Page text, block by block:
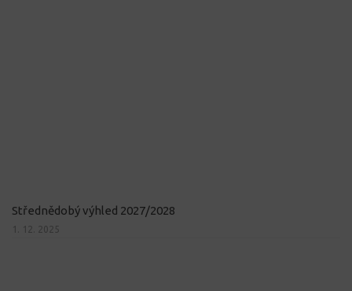
Střednědobý výhled 2027/2028
1. 12. 2025